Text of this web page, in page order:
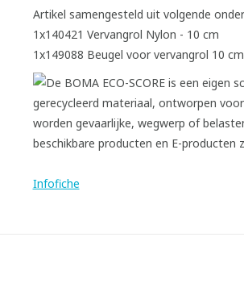
Artikel samengesteld uit volgende
1x140421 Vervangrol Nylon - 10 cm
1x149088 Beugel voor vervangrol 10 cm
Infofiche